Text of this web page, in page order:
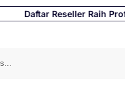
Daftar Reseller Raih Profit